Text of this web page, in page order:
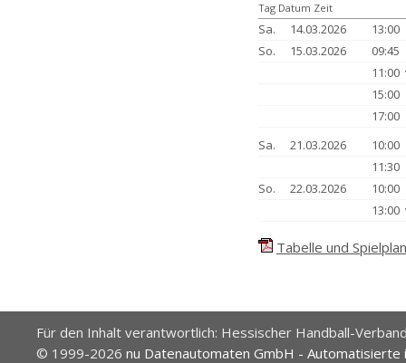
Tag Datum Zeit
Sa. 14.03.2026
13:00
So.
15.03.2026
09:45
15:00
17:00
Sa.
21.03.2026
10:00
11:30
So.
22.03.2026
10:00
Tabelle und
Für den Inhalt verantwortlich: Hessischer Handball-
© 1999-2026 nu Datenautomaten GmbH -